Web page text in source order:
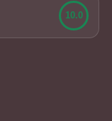
10.0